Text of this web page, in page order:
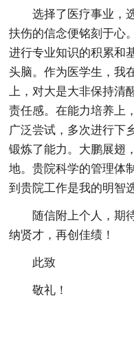
选择了医疗事业，
扶伤的信念便铭刻于心
进行专业知识的积累和
头脑。作为医学生，我
上，对大是大非保持
责任感。在能力培养上
广泛尝试，多次进行下
锻炼了能力。大鹏展翅
地。贵院科学的管理体
到贵院工作是我的明智
随信附上个人，期
纳贤才，再创佳绩！
此致
敬礼！